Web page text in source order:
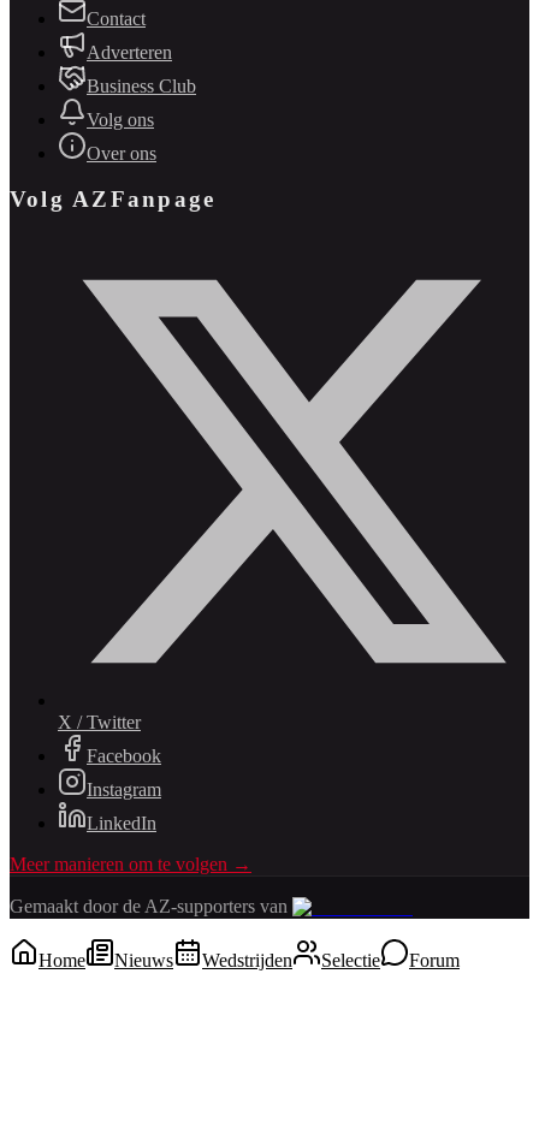
Contact
Adverteren
Business Club
Volg ons
Over ons
Volg AZFanpage
X / Twitter
Facebook
Instagram
LinkedIn
Meer manieren om te volgen →
Gemaakt door de AZ-supporters van
Home Nieuws Wedstrijden Selectie Forum